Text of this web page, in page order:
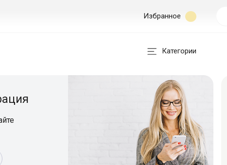
Избранное
Категории